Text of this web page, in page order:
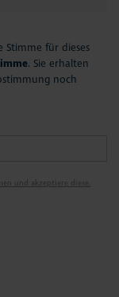
Stimme für dieses
. Sie erhalten
noch
und akzeptiere diese.